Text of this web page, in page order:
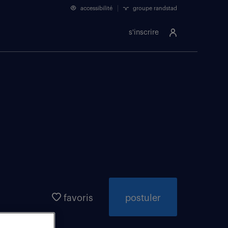
s'inscrire
accessibilité groupe randstad
postuler
favoris